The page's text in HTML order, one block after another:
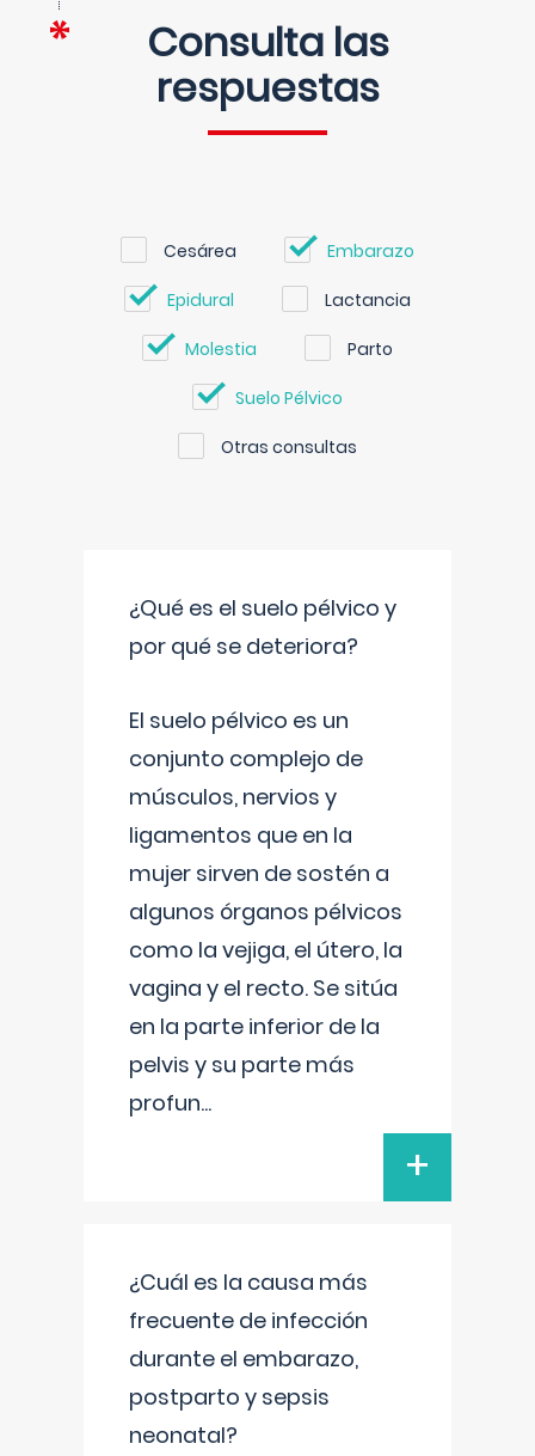
Consulta las
respuestas
Cesárea Embarazo
Epidural Lactancia
Molestia Parto
Suelo Pélvico
Otras consultas
¿Qué es el suelo pélvico y
por qué se deteriora?
El suelo pélvico es un
conjunto complejo de
músculos, nervios y
ligamentos que en la
mujer sirven de sostén a
algunos órganos pélvicos
como la vejiga, el útero, la
vagina y el recto. Se sitúa
en la parte inferior de la
pelvis y su parte más
profun...
+
¿Cuál es la causa más
frecuente de infección
durante el embarazo,
postparto y sepsis
neonatal?